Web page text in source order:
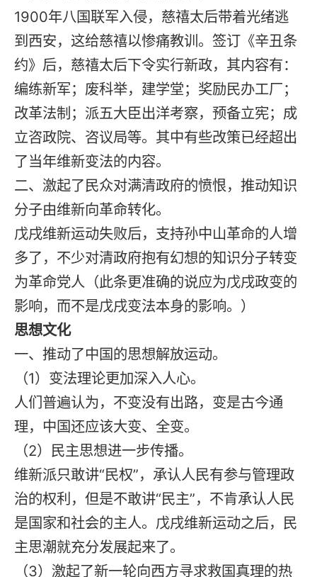
1900年八国联军入侵，慈禧太后带着光绪逃
到西安，这给慈禧以惨痛教训。签订《辛丑条
约》后，慈禧太后下令实行新政，其内容有：
编练新军；废科举，建学堂；奖励民办工厂；
改革法制；派五大臣出洋考察，预备立宪；成
立咨政院、咨议局等。其中有些改策已经超出
了当年维新变法的内容。
二、激起了民众对满清政府的愤恨，推动知识
分子由维新向革命转化。
戊戌维新运动失败后，支持孙中山革命的人增
多了，不少对清政府抱有幻想的知识分子转变
为革命党人（此条更准确的说应为戊戌政变的
影响，而不是戊戌变法本身的影响。）
思想文化
一、推动了中国的思想解放运动。
（1）变法理论更加深入人心。
人们普遍认为，不变没有出路，变是古今通
理，中国还应该大变、全变。
（2）民主思想进一步传播。
维新派只敢讲“民权”，承认人民有参与管理政
治的权利，但是不敢讲“民主”，不肯承认人民
是国家和社会的主人。戊戌维新运动之后，民
主思潮就充分发展起来了。
（3）激起了新一轮向西方寻求救国真理的热